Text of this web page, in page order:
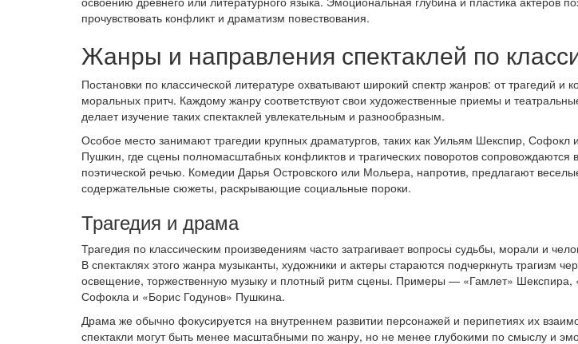
прочувствовать конфликт и драматизм повествования.
Жанры и направления спектаклей по
Постановки по классической литературе охватывают широкий спектр жанров: от трагедий и
моральных притч. Каждому жанру соответствуют свои художественные приемы и
делает изучение таких спектаклей увлекательным и разнообразным.
Особое место занимают трагедии крупных драматургов, таких как Уильям Шекспир, Софокл
Пушкин, где сцены полномасштабных конфликтов и трагических поворотов сопровождаются
поэтической речью. Комедии Дарья Островского или Мольера, напротив, предлагают
содержательные сюжеты, раскрывающие социальные пороки.
Трагедия и драма
Трагедия по классическим произведениям часто затрагивает вопросы судьбы, морали и
В спектаклях этого жанра музыканты, художники и актеры стараются подчеркнуть трагизм
освещение, торжественную музыку и плотный ритм сцены. Примеры — «Гамлет» Шекспира,
Софокла и «Борис Годунов» Пушкина.
Драма же обычно фокусируется на внутреннем развитии персонажей и перипетиях их
спектакли могут быть менее масштабными по жанру, но не менее глубокими по смыслу и